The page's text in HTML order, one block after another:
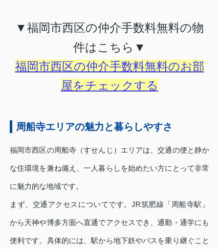
▼福岡市西区の仲介手数料無料の物
件はこちら▼
福岡市西区の仲介手数料無料のお部
屋をチェックする
周船寺エリアの魅力と暮らしやすさ
福岡市西区の周船寺（すせんじ）エリアは、交通の便と静か
な住環境を兼ね備え、一人暮らしを始めたい方にとって非常
に魅力的な地域です。
まず、交通アクセスについてです。JR筑肥線「周船寺駅」
から天神や博多方面へ直通でアクセスでき、通勤・通学にも
便利です。具体的には、駅から地下鉄やバスを乗り継ぐこと